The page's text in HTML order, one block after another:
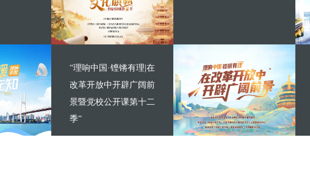
“理响中国·铿锵有理|在
改革开放中开辟广阔前
景暨党校公开课第十二
季”